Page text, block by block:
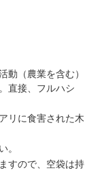
動（農業を含む）
直接、フルハシ
リに食害された木
。
すので、空袋は持